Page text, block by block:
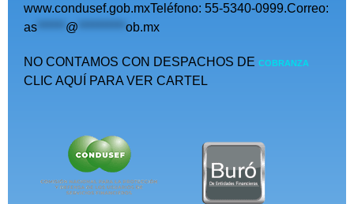
www.condusef.gob.mxTeléfono: 55-5340-0999.Correo:
as ****** @ ********** ob.mx
NO CONTAMOS CON DESPACHOS DE COBRANZA
CLIC AQUÍ PARA VER CARTEL